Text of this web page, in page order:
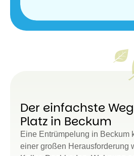
Der einfachste
Platz in Beckum
Eine Entrümpelung in Beckum
einer großen Herausforderung